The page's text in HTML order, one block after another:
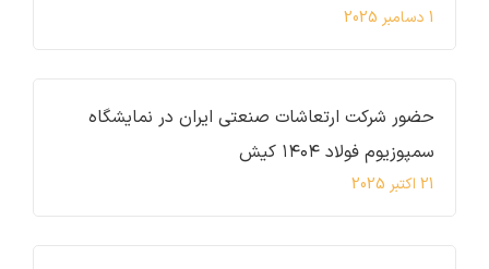
1 دسامبر 2025
حضور شرکت ارتعاشات صنعتی ایران در نمایشگاه
سمپوزیوم فولاد ۱۴۰۴ کیش
21 اکتبر 2025